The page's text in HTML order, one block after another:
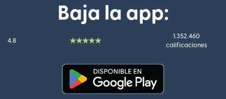
Baja la app:
4.8
1.352.460
calificaciones